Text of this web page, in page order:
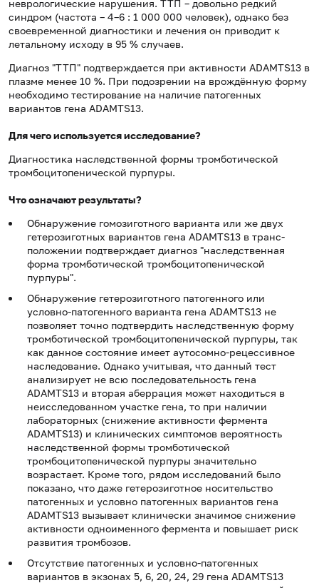
неврологические нарушения. ТТП – довольно редкий
синдром (частота – 4–6 : 1 000 000 человек), однако без
своевременной диагностики и лечения он приводит к
летальному исходу в 95 % случаев.
Диагноз "ТТП" подтверждается при активности ADAMTS13 в
плазме менее 10 %. При подозрении на врождённую форму
необходимо тестирование на наличие патогенных
вариантов гена ADAMTS13.
Для чего используется исследование?
Диагностика наследственной формы тромботической
тромбоцитопенической пурпуры.
Что означают результаты?
Обнаружение гомозиготного варианта или же двух
гетерозиготных вариантов гена ADAMTS13 в транс-
положении подтверждает диагноз "наследственная
форма тромботической тромбоцитопенической
пурпуры".
Обнаружение гетерозиготного патогенного или
условно-патогенного варианта гена ADAMTS13 не
позволяет точно подтвердить наследственную форму
тромботической тромбоцитопенической пурпуры, так
как данное состояние имеет аутосомно-рецессивное
наследование. Однако учитывая, что данный тест
анализирует не всю последовательность гена
ADAMTS13 и вторая аберрация может находиться в
неисследованном участке гена, то при наличии
лабораторных (снижение активности фермента
ADAMTS13) и клинических симптомов вероятность
наследственной формы тромботической
тромбоцитопенической пурпуры значительно
возрастает. Кроме того, рядом исследований было
показано, что даже гетерозиготное носительство
патогенных и условно патогенных вариантов гена
ADAMTS13 вызывает клинически значимое снижение
активности одноименного фермента и повышает риск
развития тромбозов.
Отсутствие патогенных и условно-патогенных
вариантов в экзонах 5, 6, 20, 24, 29 гена ADAMTS13